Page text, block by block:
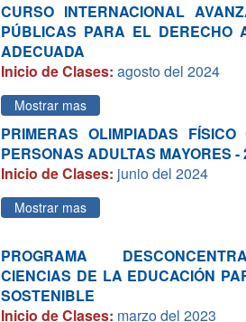
CURSO INTERNACIONAL
PÚBLICAS PARA EL DERECHO
ADECUADA
Inicio de Clases: agosto del 2024
Mostrar mas
PRIMERAS OLIMPIADAS
PERSONAS ADULTAS MAYORES -
Inicio de Clases: junio del 2024
Mostrar mas
PROGRAMA
CIENCIAS DE LA EDUCACIÓN
SOSTENIBLE
Inicio de Clases: marzo del 2023